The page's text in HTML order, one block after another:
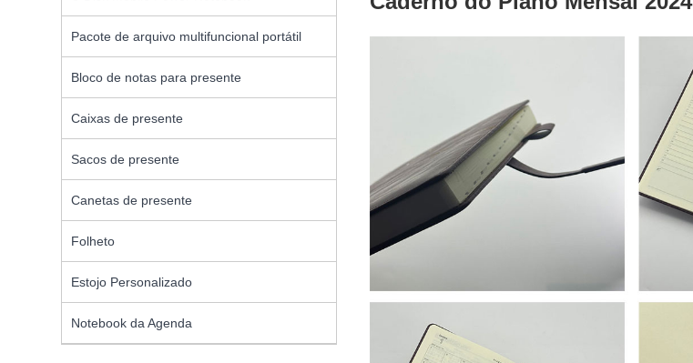
Pacote de arquivo multifuncional portátil
Bloco de notas para presente
Caixas de presente
Sacos de presente
Canetas de presente
Folheto
Estojo Personalizado
Notebook da Agenda